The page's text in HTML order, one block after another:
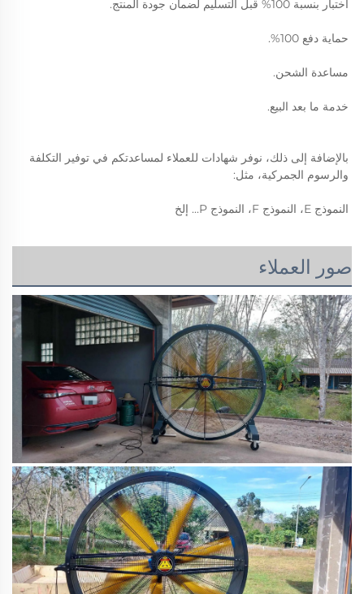
اختبار بنسبة 100% قبل التسليم لضمان جودة المنتج.
حماية دفع 100%.
مساعدة الشحن.
خدمة ما بعد البيع.
والرسوم الجمركية، مثل:
النموذج E، النموذج F، النموذج P... إلخ
صور العملاء